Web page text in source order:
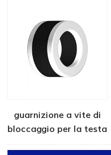
guarnizione a vite di
bloccaggio per la testa
della custodia